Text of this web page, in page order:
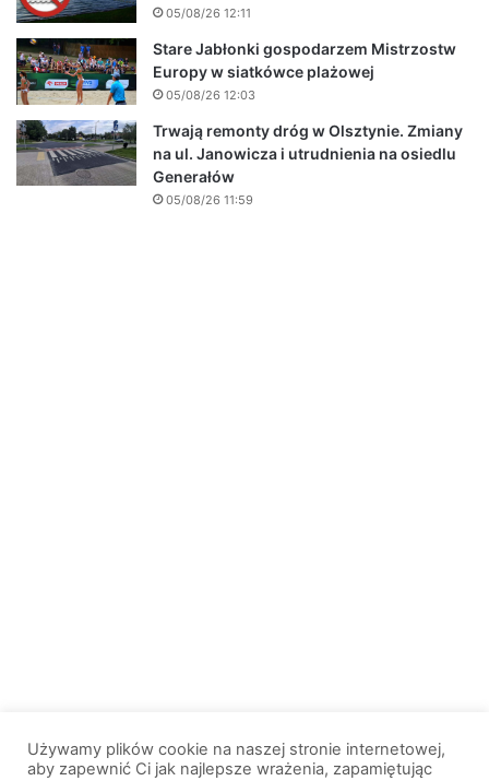
05/08/26 12:11
Stare Jabłonki gospodarzem Mistrzostw
Europy w siatkówce plażowej
05/08/26 12:03
Trwają remonty dróg w Olsztynie. Zmiany
na ul. Janowicza i utrudnienia na osiedlu
Generałów
05/08/26 11:59
Używamy plików cookie na naszej stronie internetowej,
aby zapewnić Ci jak najlepsze wrażenia, zapamiętując